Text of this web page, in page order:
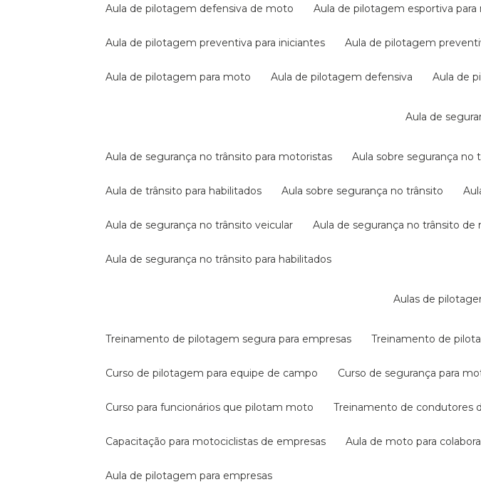
aula de pilotagem defensiva de moto aula de pilotagem esportiva
aula de pilotagem preventiva para iniciantes aula de pilotagem
aula de pilotagem para moto aula de pilotagem defensiva aula de
aula de
aula de segurança no trânsito para motoristas aula sobre segurança
aula de trânsito para habilitados aula sobre segurança no trânsito
aula de segurança no trânsito veicular aula de segurança no trânsito de
aula de segurança no trânsito para habilitados
aulas de
treinamento de pilotagem segura para empresas treinamento de
curso de pilotagem para equipe de campo curso de segurança para
curso para funcionários que pilotam moto treinamento de condutores
capacitação para motociclistas de empresas aula de moto para
aula de pilotagem para empresas